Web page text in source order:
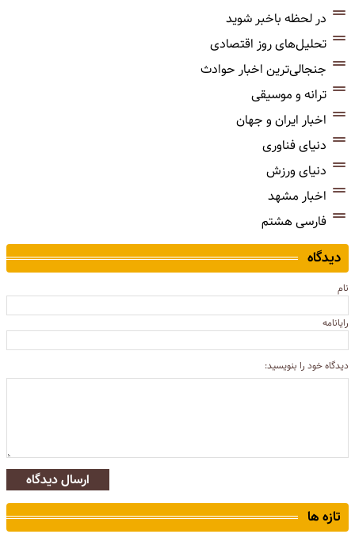
در لحظه باخبر شوید
تحلیل‌های روز اقتصادی
جنجالی‌ترین اخبار حوادث
ترانه و موسیقی
اخبار ایران و جهان
دنیای فناوری
دنیای ورزش
اخبار مشهد
فارسی هشتم
دیدگاه
نام
رایانامه
دیدگاه خود را بنویسید:
ارسال دیدگاه
تازه ها